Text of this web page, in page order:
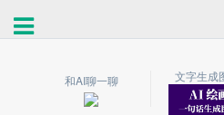
和AI聊一聊
文字生成